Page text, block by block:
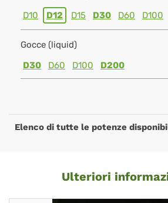
D10 D12 D15 D30 D60 D100
Gocce (liquid)
D30
D60 D100 D200
Elenco di tutte le potenze
Ulteriori